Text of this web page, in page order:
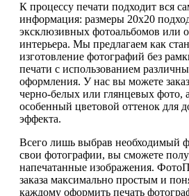
К процессу печати подходит вся
информация: размеры 20х20
эксклюзивных фотоальбомов или
интерьера. Мы предлагаем как
изготовление фотографий без
печати с использованием
оформления. У нас вы можете
черно-белых или глянцевых фото,
особенный цветовой оттенок для
эффекта.
Всего лишь выбрав необходимый
свои фотографии, вы сможете
напечатанные изображения.
заказа максимально простым и
каждому оформить печать